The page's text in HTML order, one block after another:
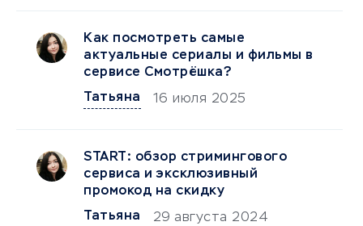
Как посмотреть самые
актуальные сериалы и фильмы в
сервисе Смотрёшка?
Татьяна
16 июля 2025
START: обзор стримингового
сервиса и эксклюзивный
промокод на скидку
Татьяна
29 августа 2024